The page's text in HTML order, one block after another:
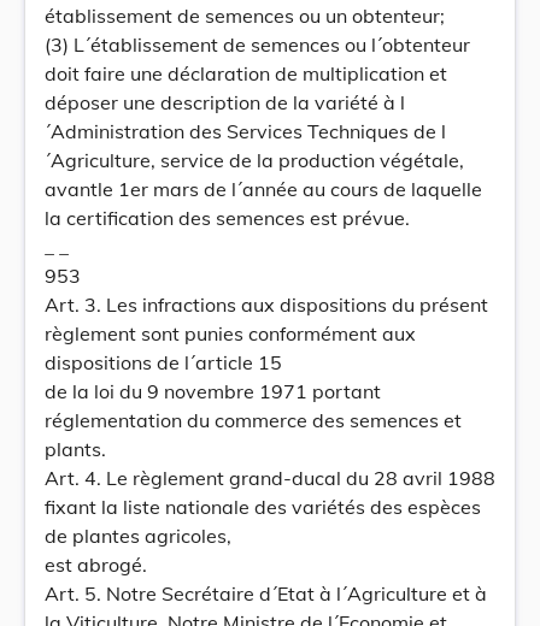
établissement de semences ou un obtenteur;
(3) L´établissement de semences ou l´obtenteur
doit faire une déclaration de multiplication et
déposer une description de la variété à l
´Administration des Services Techniques de l
´Agriculture, service de la production végétale,
avantle 1er mars de l´année au cours de laquelle
la certification des semences est prévue.
953
Art. 3. Les infractions aux dispositions du présent
règlement sont punies conformément aux
dispositions de l´article 15
de la loi du 9 novembre 1971 portant
réglementation du commerce des semences et
plants.
Art. 4. Le règlement grand-ducal du 28 avril 1988
fixant la liste nationale des variétés des espèces
de plantes agricoles,
est abrogé.
Art. 5. Notre Secrétaire d´Etat à l´Agriculture et à